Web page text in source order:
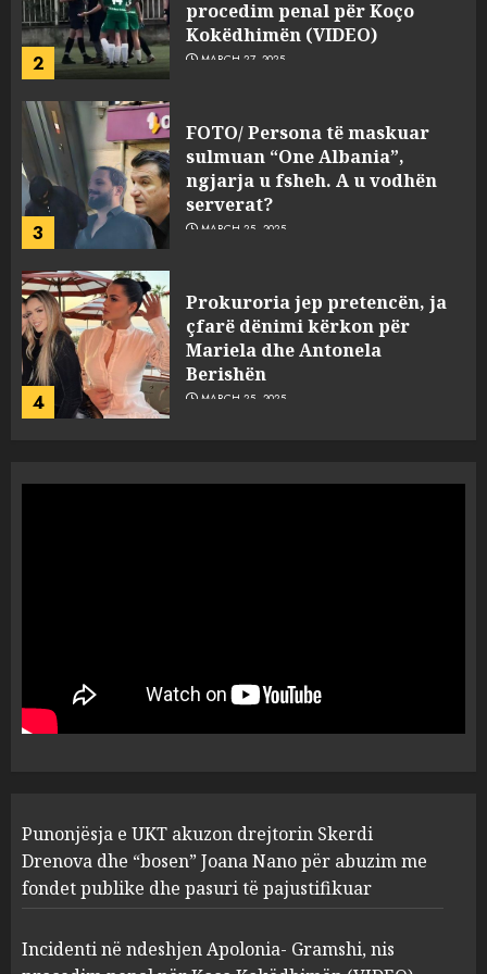
2
procedim penal për Koço
Kokëdhimën (VIDEO)
MARCH 27, 2025
3
FOTO/ Persona të maskuar
sulmuan “One Albania”,
ngjarja u fsheh. A u vodhën
serverat?
MARCH 25, 2025
4
Prokuroria jep pretencën, ja
çfarë dënimi kërkon për
Mariela dhe Antonela
Berishën
MARCH 25, 2025
1
“bosen” Joana Nano për
abuzim me fondet publike dhe
pasuri të pajustifikuar
2
Apolonia- Gramshi, nis
procedim penal për Koço
Kokëdhimën (VIDEO)
MARCH 27, 2025
Punonjësja e UKT akuzon drejtorin Skerdi
Drenova dhe “bosen” Joana Nano për abuzim me
fondet publike dhe pasuri të pajustifikuar
Incidenti në ndeshjen Apolonia- Gramshi, nis